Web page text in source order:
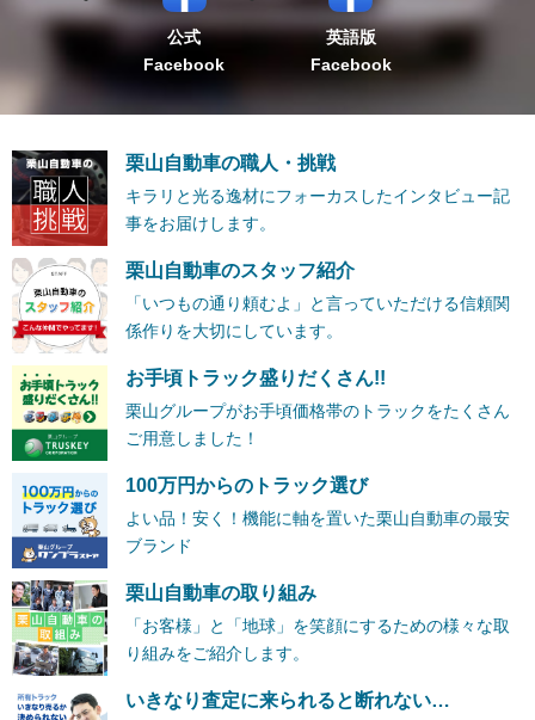
公式
Facebook
英語版
Facebook
栗山自動車の職人・挑戦
キラリと光る逸材にフォーカスしたインタビュー記
事をお届けします。
栗山自動車のスタッフ紹介
「いつもの通り頼むよ」と言っていただける信頼関
係作りを大切にしています。
お手頃トラック盛りだくさん!!
栗山グループがお手頃価格帯のトラックをたくさん
ご用意しました！
100万円からのトラック選び
よい品！安く！機能に軸を置いた栗山自動車の最安
ブランド
栗山自動車の取り組み
「お客様」と「地球」を笑顔にするための様々な取
り組みをご紹介します。
いきなり査定に来られると断れない…